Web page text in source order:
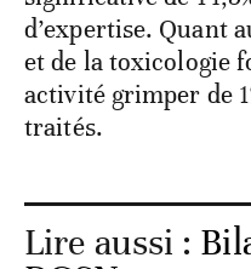
d’expertise. Quant
et de la toxicologie
activité grimper de
traités.
Lire aussi :